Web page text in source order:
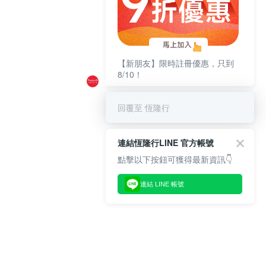
【新朋友】限時註冊優惠，只到
8/10！
回覆至 恆隆行
連結恆隆行LINE 官方帳號
點擊以下按鈕可獲得最新資訊👇
連結 LINE 帳號